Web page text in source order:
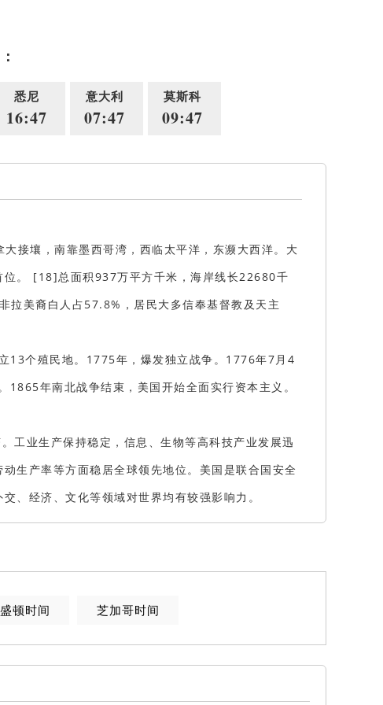
悉尼
16:47
意大利
07:47
莫斯科
09:47
壤，南靠墨西哥湾，西临太平洋，东濒大西洋。大
位。 [18]总面积937万平方千米，海岸线长22680千
美裔白人占57.8%，居民大多信奉基督教及天主
13个殖民地。1775年，爆发独立战争。1776年7月4
年南北战争结束，美国开始全面实行资本主义。
工业生产保持稳定，信息、生物等高科技产业发展迅
生产率等方面稳居全球领先地位。美国是联合国安全
、经济、文化等领域对世界均有较强影响力。
顿时间 芝加哥时间